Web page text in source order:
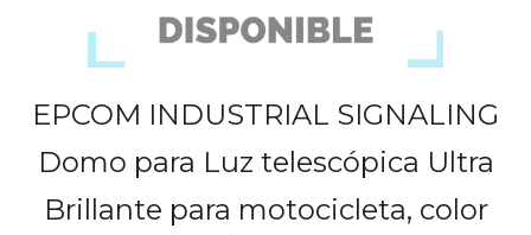
EPCOM INDUSTRIAL SIGNALING
Domo para Luz telescópica Ultra
Brillante para motocicleta, color